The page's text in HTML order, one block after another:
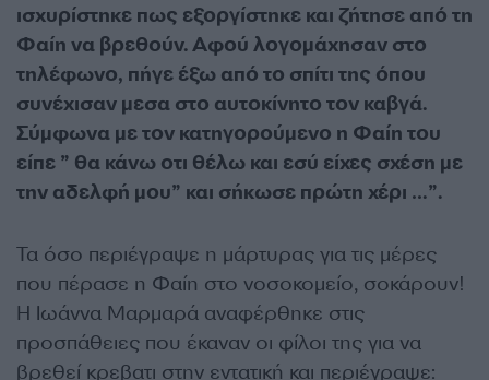
ισχυρίστηκε πως εξοργίστηκε και ζήτησε από τη
Φαίη να βρεθούν. Αφού λογομάχησαν στο
τηλέφωνο, πήγε έξω από το σπίτι της όπου
συνέχισαν μεσα στο αυτοκίνητο τον καβγά.
Σύμφωνα με τον κατηγορούμενο η Φαίη του
είπε ” θα κάνω οτι θέλω και εσύ είχες σχέση με
την αδελφή μου” και σήκωσε πρώτη χέρι …”.
Τα όσο περιέγραψε η μάρτυρας για τις μέρες
που πέρασε η Φαίη στο νοσοκομείο, σοκάρουν!
Η Ιωάννα Μαρμαρά αναφέρθηκε στις
προσπάθειες που έκαναν οι φίλοι της για να
βρεθεί κρεβατι στην εντατική και περιέγραψε: